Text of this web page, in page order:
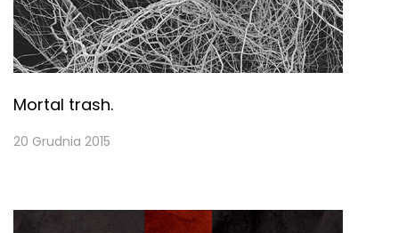
Mortal trash.
20 Grudnia 2015